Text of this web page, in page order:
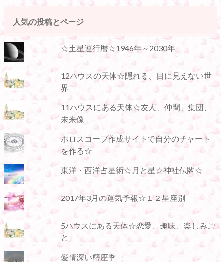
人気の投稿とページ
☆土星運行暦☆1946年～2030年
12ハウスの天体☆隠れる、目に見えない世
界
11ハウスにある天体☆友人、仲間、集団、
未来像
ホロスコープ作成サイトで自分のチャート
を作る☆
東洋・西洋占星術☆月と星☆神社仏閣☆
2017年3月の運気予報☆１２星座別
5ハウスにある天体☆恋愛、趣味、楽しみご
と
愛情深い蟹座季